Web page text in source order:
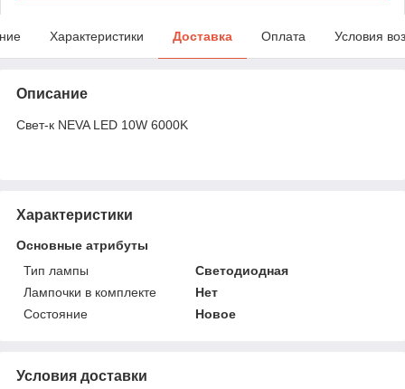
Характеристики Доставка Оплата Условия
Описание
Свет-к NEVA LED 10W 6000K
Характеристики
Основные атрибуты
Тип лампы
Светодиодная
Лампочки в комплекте
Нет
Состояние
Новое
Условия доставки